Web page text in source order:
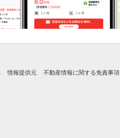
情報提供元 不動産情報に関する免責事項